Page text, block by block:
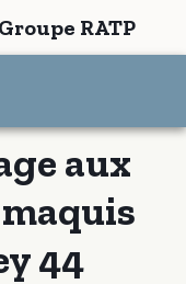
RATP
aux
44